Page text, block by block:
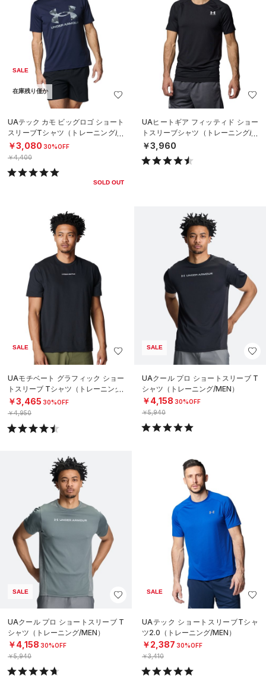
SALE
在庫残り僅か
UAテック カモ ビッグロゴ ショート
スリーブTシャツ（トレーニング/M
EN）
￥3,080 30%OFF
￥4,400
SOLD OUT
UAヒートギア フィッティド ショー
トスリーブシャツ（トレーニング/M
EN）
￥3,960
SALE
UAモチベート グラフィック ショー
トスリーブ Tシャツ（トレーニング/
MEN）
￥3,465 30%OFF
￥4,950
SALE
UAクール プロ ショートスリーブ T
シャツ（トレーニング/MEN）
￥4,158 30%OFF
￥5,940
SALE
UAクール プロ ショートスリーブ T
シャツ（トレーニング/MEN）
￥4,158 30%OFF
￥5,940
SALE
UAテック ショートスリーブTシャ
ツ2.0（トレーニング/MEN）
￥2,387 30%OFF
￥3,410